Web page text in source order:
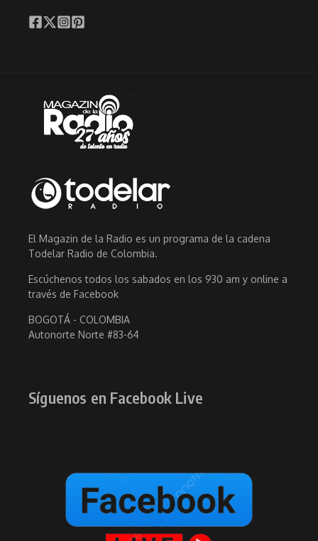
El Magazin de la Radio es un programa de la cadena
Todelar Radio de Colombia.
Escúchenos todos los sabados en los 930 am y online a
través de Facebook
BOGOTÁ - COLOMBIA
Autonorte Norte #83-64
Síguenos en Facebook Live